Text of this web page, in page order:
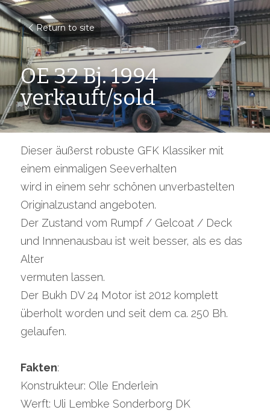
Return to site
OE 32 Bj. 1994
verkauft/sold
Dieser äußerst robuste GFK Klassiker mit
einem einmaligen Seeverhalten
wird in einem sehr schönen unverbastelten
Originalzustand angeboten.
Der Zustand vom Rumpf / Gelcoat / Deck
und Innnenausbau ist weit besser, als es das
Alter
vermuten lassen.
Der Bukh DV 24 Motor ist 2012 komplett
überholt worden und seit dem ca. 250 Bh.
gelaufen.
Fakten:
Konstrukteur: Olle Enderlein
Werft: Uli Lembke Sonderborg DK